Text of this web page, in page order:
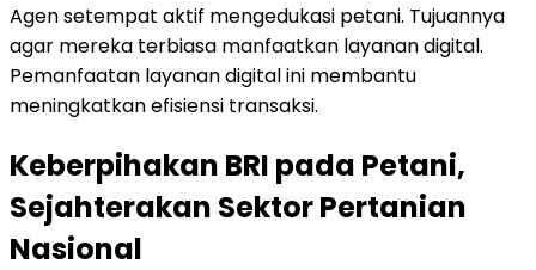
Agen setempat aktif mengedukasi petani. Tujuannya
agar mereka terbiasa manfaatkan layanan digital.
Pemanfaatan layanan digital ini membantu
meningkatkan efisiensi transaksi.
Keberpihakan BRI pada Petani,
Sejahterakan Sektor Pertanian
Nasional